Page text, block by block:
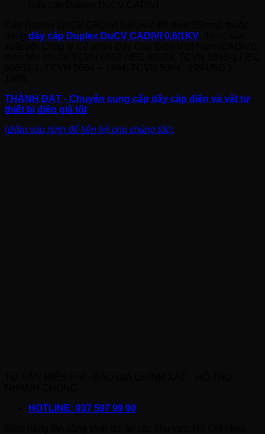
dây cáp Duplex DuCV CADIVI 0,6/1KV
THÀNH ĐẠT - Chuyên cung cấp dây cáp điện và vật tư
thiết bị điện giá tốt
(Bấm vào hình để liên hệ cho chúng tôi):
HOTLINE: 037 597 99 90